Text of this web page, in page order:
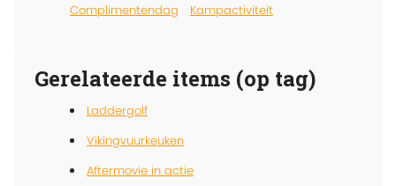
Complimentendag
Kampactiviteit
Gerelateerde items (op tag)
Laddergolf
Vikingvuurkeuken
Aftermovie in actie